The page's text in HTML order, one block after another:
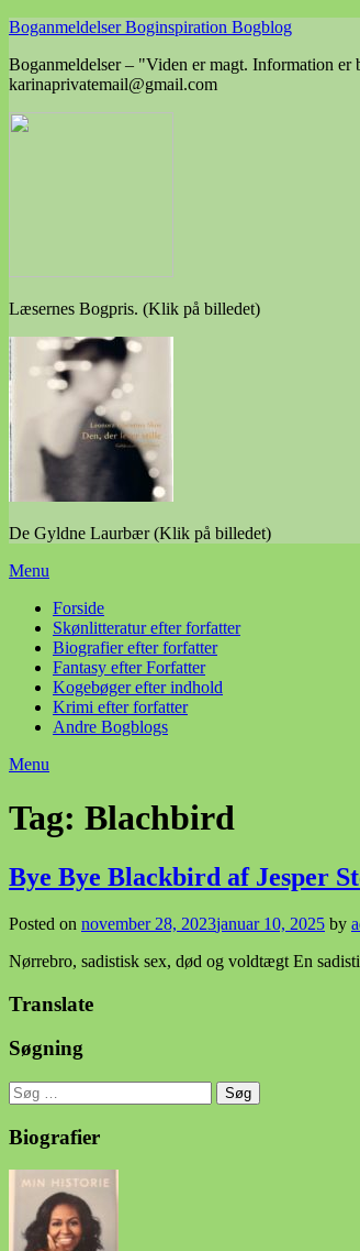
Skip
content
Boganmeldelser Boginspiration Bogblog
Boganmeldelser – "Viden er magt. Information
karinaprivatemail@gmail.com
Læsernes Bogpris. (Klik på billedet)
De Gyldne Laurbær (Klik på billedet)
Menu
Forside
Skønlitteratur efter forfatter
Biografier efter forfatter
Fantasy efter Forfatter
Kogebøger efter indhold
Krimi efter forfatter
Andre Bogblogs
Menu
Tag: Blachbird
Bye Bye Blackbird af Jesper
Posted on november 28, 2023januar 10, 2025 by
Nørrebro, sadistisk sex, død og voldtægt En
Translate
Søgning
Søg
efter:
Biografier